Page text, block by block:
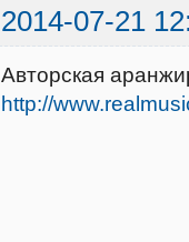
2014-07-21
Авторская
http://